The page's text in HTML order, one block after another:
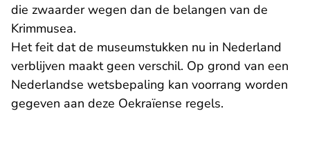
die zwaarder wegen dan de belangen van de
Krimmusea.
Het feit dat de museumstukken nu in Nederland
verblijven maakt geen verschil. Op grond van een
Nederlandse wetsbepaling kan voorrang worden
gegeven aan deze Oekraïense regels.